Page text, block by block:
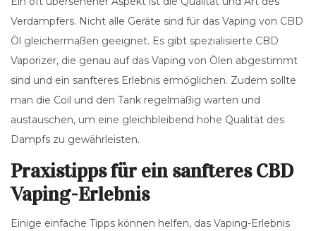
Verdampfers. Nicht alle Geräte sind für das Vaping von CBD
Öl gleichermaßen geeignet. Es gibt spezialisierte CBD
Vaporizer, die genau auf das Vaping von Ölen abgestimmt
sind und ein sanfteres Erlebnis ermöglichen. Zudem sollte
man die Coil und den Tank regelmäßig warten und
austauschen, um eine gleichbleibend hohe Qualität des
Dampfs zu gewährleisten.
Praxistipps für ein sanfteres CBD
Vaping-Erlebnis
Einige einfache Tipps können helfen, das Vaping-Erlebnis